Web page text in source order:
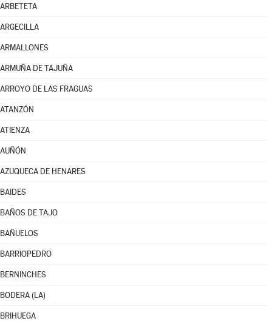
ARBETETA
ARGECILLA
ARMALLONES
ARMUÑA DE TAJUÑA
ARROYO DE LAS FRAGUAS
ATANZÓN
ATIENZA
AUÑÓN
AZUQUECA DE HENARES
BAIDES
BAÑOS DE TAJO
BAÑUELOS
BARRIOPEDRO
BERNINCHES
BODERA (LA)
BRIHUEGA